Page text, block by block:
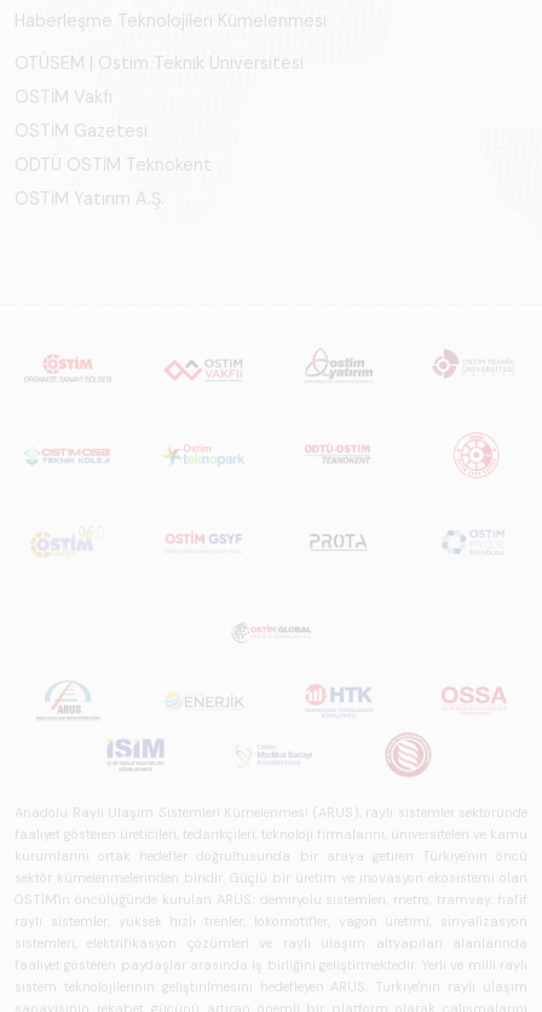
Haberleşme Teknolojileri Kümelenmesi
OTÜSEM | Ostim Teknik Üniversitesi
OSTİM Vakfı
OSTİM Gazetesi
ODTÜ OSTİM Teknokent
OSTİM Yatırım A.Ş.
Anadolu Raylı Ulaşım Sistemleri Kümelenmesi (ARUS), raylı sistemler sektöründe
faaliyet gösteren üreticileri, tedarikçileri, teknoloji firmalarını, üniversiteleri ve kamu
kurumlarını ortak hedefler doğrultusunda bir araya getiren Türkiye'nin öncü
sektör kümelenmelerinden biridir. Güçlü bir üretim ve inovasyon ekosistemi olan
OSTİM'in öncülüğünde kurulan ARUS; demiryolu sistemleri, metro, tramvay, hafif
raylı sistemler, yüksek hızlı trenler, lokomotifler, vagon üretimi, sinyalizasyon
sistemleri, elektrifikasyon çözümleri ve raylı ulaşım altyapıları alanlarında
faaliyet gösteren paydaşlar arasında iş birliğini geliştirmektedir. Yerli ve milli raylı
sistem teknolojilerinin geliştirilmesini hedefleyen ARUS, Türkiye'nin raylı ulaşım